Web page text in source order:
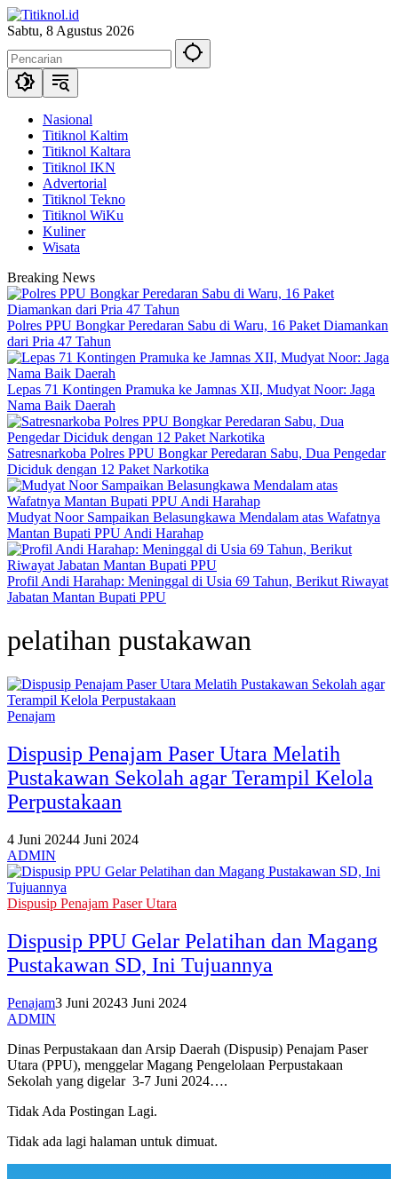
Langsung
ke
Sabtu, 8 Agustus 2026
Nasional
Titiknol Kaltim
Titiknol Kaltara
Titiknol IKN
Advertorial
Titiknol Tekno
Titiknol WiKu
Kuliner
Wisata
Breaking News
Polres PPU Bongkar Peredaran Sabu di Waru, 16 Paket Diamankan
dari Pria 47 Tahun
Lepas 71 Kontingen Pramuka ke Jamnas XII, Mudyat Noor: Jaga
Nama Baik Daerah
Satresnarkoba Polres PPU Bongkar Peredaran Sabu, Dua Pengedar
Diciduk dengan 12 Paket Narkotika
Mudyat Noor Sampaikan Belasungkawa Mendalam atas Wafatnya
Mantan Bupati PPU Andi Harahap
Profil Andi Harahap: Meninggal di Usia 69 Tahun, Berikut Riwayat
Jabatan Mantan Bupati PPU
pelatihan pustakawan
Penajam
Dispusip Penajam Paser Utara Melatih
Pustakawan Sekolah agar Terampil Kelola
Perpustakaan
4 Juni 20244 Juni 2024
ADMIN
Dispusip Penajam Paser Utara
Dispusip PPU Gelar Pelatihan dan Magang
Pustakawan SD, Ini Tujuannya
Penajam3 Juni 20243 Juni 2024
ADMIN
Dinas Perpustakaan dan Arsip Daerah (Dispusip) Penajam Paser
Utara (PPU), menggelar Magang Pengelolaan Perpustakaan
Sekolah yang digelar 3-7 Juni 2024….
Tidak Ada Postingan Lagi.
Tidak ada lagi halaman untuk dimuat.